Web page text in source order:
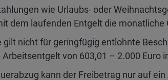
wie Urlaubs- oder
dem laufenden Entgelt die monatliche
gilt nicht für geringfügig entlohnte
von 603,01 – 2.000 Euro
kann der Freibetrag nur auf